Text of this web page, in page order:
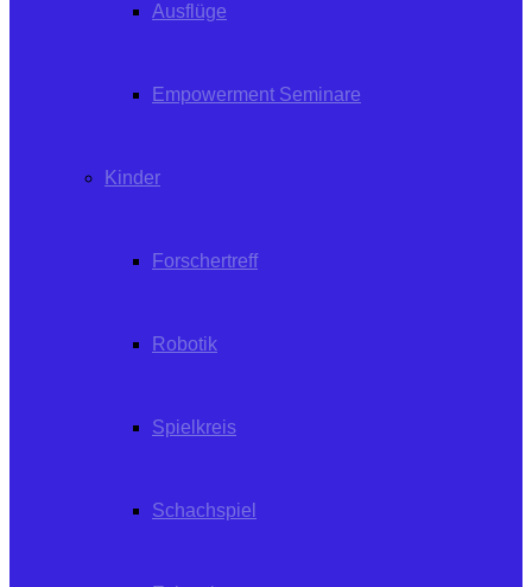
Ausflüge
Empowerment Seminare
Kinder
Forschertreff
Robotik
Spielkreis
Schachspiel